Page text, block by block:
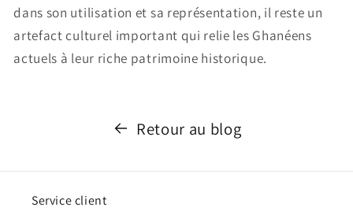
dans son utilisation et sa représentation, il reste un
artefact culturel important qui relie les Ghanéens
actuels à leur riche patrimoine historique.
Retour au blog
Service client